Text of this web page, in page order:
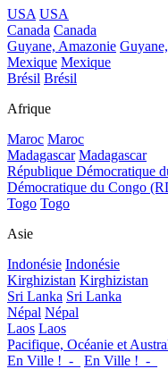
USA USA
Canada Canada
Guyane, Amazonie
Mexique Mexique
Brésil Brésil
Afrique
Maroc Maroc
Madagascar Madagascar
République Démocratique
Démocratique du Congo
Togo Togo
Asie
Indonésie Indonésie
Kirghizistan Kirghizistan
Sri Lanka Sri Lanka
Népal Népal
Laos Laos
Pacifique, Océanie et
En Ville !_-_
En Ville !_-_